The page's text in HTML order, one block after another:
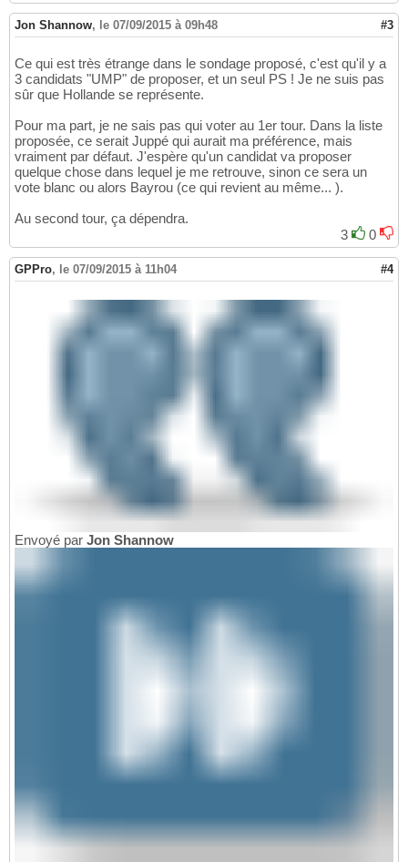
Jon Shannow, le 07/09/2015 à 09h48 #3
Ce qui est très étrange dans le sondage proposé, c'est qu'il y a
3 candidats "UMP" de proposer, et un seul PS ! Je ne suis pas
sûr que Hollande se représente.
Pour ma part, je ne sais pas qui voter au 1er tour. Dans la liste
proposée, ce serait Juppé qui aurait ma préférence, mais
vraiment par défaut. J'espère qu'un candidat va proposer
quelque chose dans lequel je me retrouve, sinon ce sera un
vote blanc ou alors Bayrou (ce qui revient au même... ).
Au second tour, ça dépendra.
3
0
GPPro, le 07/09/2015 à 11h04 #4
Envoyé par Jon Shannow